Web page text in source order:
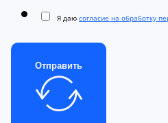
Я даю согласие на обработку
Отправить